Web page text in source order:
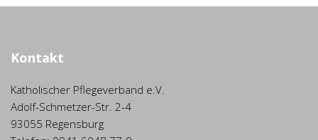
Kontakt
Katholischer Pflegeverband e.V.
Adolf-Schmetzer-Str. 2-4
93055 Regensburg